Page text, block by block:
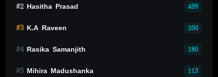
#2 Hasitha Prasad 499
#3 K.A Raveen 200
#4 Rasika Samanjith 180
#5 Mihira Madushanka 113